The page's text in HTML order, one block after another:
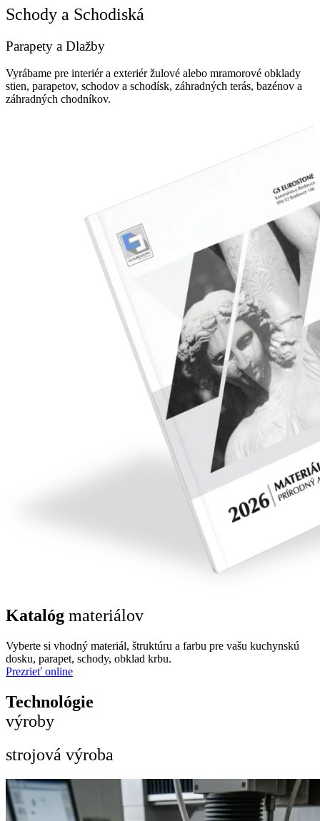
Schody a Schodiská
Parapety a Dlažby
Vyrábame pre interiér a exteriér žulové alebo mramorové obklady
stien, parapetov, schodov a schodísk, záhradných terás, bazénov a
záhradných chodníkov.
Katalóg materiálov
Vyberte si vhodný materiál, štruktúru a farbu pre vašu kuchynskú
dosku, parapet, schody, obklad krbu.
Prezrieť online
Technológie
výroby
strojová výroba